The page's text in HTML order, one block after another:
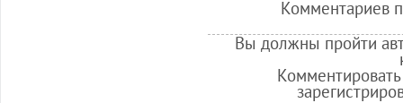
Комментариев
Вы должны пройти